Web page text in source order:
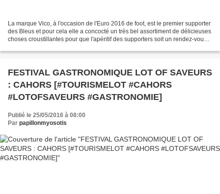
La marque Vico, à l'occasion de l'Euro 2016 de foot, est le premier supporter
des Bleus et pour cela elle a concocté un très bel assortiment de délicieuses
choses croustillantes pour que l'apéritif des supporters soit un rendez-vous
FESTIVAL GASTRONOMIQUE LOT OF SAVEURS
: CAHORS [#TOURISMELOT #CAHORS
#LOTOFSAVEURS #GASTRONOMIE]
Publié le 25/05/2016 à 08:00
Par papillonmyosotis